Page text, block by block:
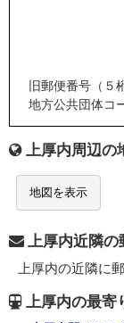
旧郵便番号（５
地方公共団体コ
上厚内周辺の
地図を表示
上厚内近隣の
上厚内の近隣に
上厚内の最寄